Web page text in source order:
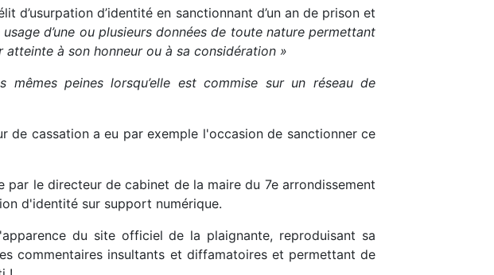
d’usurpation d’identité en sanctionnant d’un an de prison et
d’une ou plusieurs données de toute nature permettant
à son honneur ou à sa considération »
peines lorsqu’elle est commise sur un réseau de
de cassation a eu par exemple l'occasion de sanctionner ce
le directeur de cabinet de la maire du 7e arrondissement
d'identité sur support numérique.
du site officiel de la plaignante, reproduisant sa
commentaires insultants et diffamatoires et permettant de